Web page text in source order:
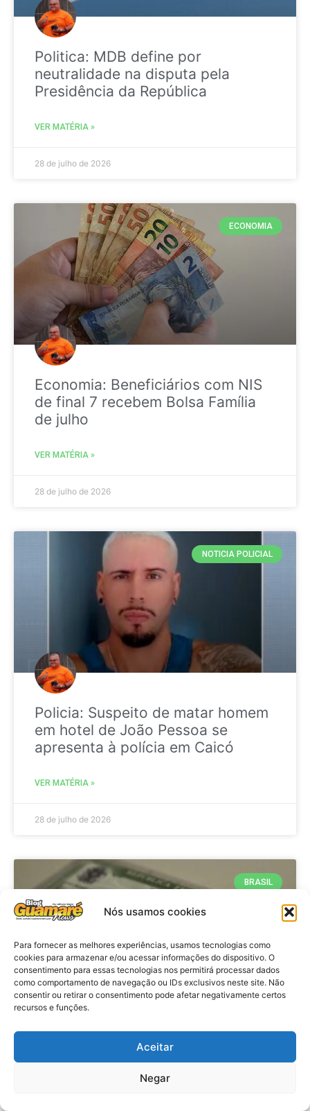
Nós usamos cookies
Para fornecer as melhores experiências, usamos tecnologias como
cookies para armazenar e/ou acessar informações do dispositivo. O
consentimento para essas tecnologias nos permitirá processar dados
como comportamento de navegação ou IDs exclusivos neste site. Não
consentir ou retirar o consentimento pode afetar negativamente certos
recursos e funções.
Aceitar
Negar
Politica: MDB define por
neutralidade na disputa pela
Presidência da República
VER MATÉRIA »
28 de julho de 2026
ECONOMIA
Economia: Beneficiários com NIS
de final 7 recebem Bolsa Família
de julho
VER MATÉRIA »
28 de julho de 2026
NOTICIA POLICIAL
Policia: Suspeito de matar homem
em hotel de João Pessoa se
apresenta à polícia em Caicó
VER MATÉRIA »
28 de julho de 2026
BRASIL
Brasil: Policia Federal investiga
antes das eleições